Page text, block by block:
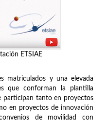
ETSIAE
matriculados y una elevada
que conforman la plantilla
participan tanto en proyectos
en proyectos de innovación
de movilidad con